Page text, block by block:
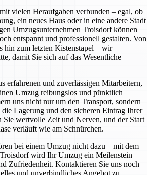
vielen Heraufgaben verbunden – egal, ob
ein neues Haus oder in eine andere Stadt
Umzugsunternehmen Troisdorf können
entspannt und professionell gestalten. Von
hin zum letzten Kistenstapel – wir
damit Sie sich auf das Wesentliche
erfahrenen und zuverlässigen Mitarbeitern,
Umzug reibungslos und pünktlich
uns nicht nur um den Transport, sondern
Lagerung und den sicheren Eintrag Ihrer
Sie wertvolle Zeit und Nerven, und der Start
verläuft wie am Schnürchen.
bei einem Umzug nicht dazu – mit dem
wird Ihr Umzug ein Meilenstein
Zufriedenheit. Kontaktieren Sie uns noch